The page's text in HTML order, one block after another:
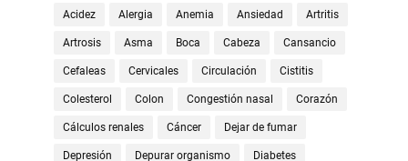
Acidez Alergia Anemia Ansiedad Artritis
Artrosis Asma Boca Cabeza Cansancio
Cefaleas Cervicales Circulación Cistitis
Colesterol Colon Congestión nasal Corazón
Cálculos renales Cáncer Dejar de fumar
Depresión Depurar organismo Diabetes